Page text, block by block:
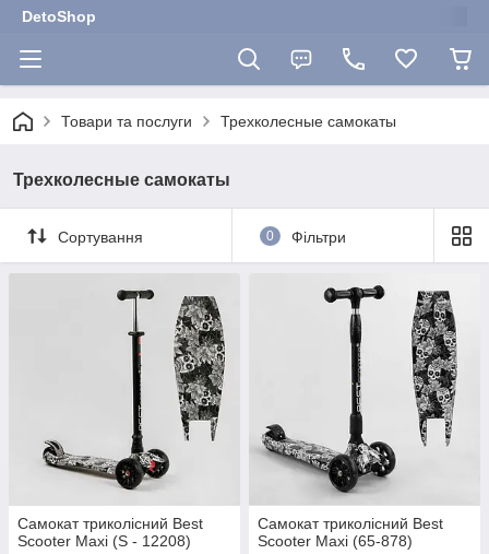
DetoShop
Товари та послуги Трехколесные самокаты
Трехколесные самокаты
Сортування 0 Фільтри
Самокат триколісний Best
Scooter Maxi (S - 12208)
Самокат триколісний Best
Scooter Maxi (65-878)